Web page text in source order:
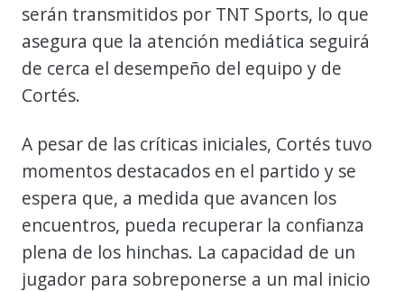
serán transmitidos por TNT Sports, lo que
asegura que la atención mediática seguirá
de cerca el desempeño del equipo y de
Cortés.
A pesar de las críticas iniciales, Cortés tuvo
momentos destacados en el partido y se
espera que, a medida que avancen los
encuentros, pueda recuperar la confianza
plena de los hinchas. La capacidad de un
jugador para sobreponerse a un mal inicio